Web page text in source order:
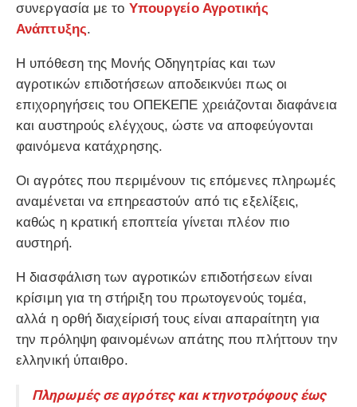
συνεργασία με το Υπουργείο Αγροτικής
Ανάπτυξης.
Η υπόθεση της Μονής Οδηγητρίας και των
αγροτικών επιδοτήσεων αποδεικνύει πως οι
επιχορηγήσεις του ΟΠΕΚΕΠΕ χρειάζονται διαφάνεια
και αυστηρούς ελέγχους, ώστε να αποφεύγονται
φαινόμενα κατάχρησης.
Οι αγρότες που περιμένουν τις επόμενες πληρωμές
αναμένεται να επηρεαστούν από τις εξελίξεις,
καθώς η κρατική εποπτεία γίνεται πλέον πιο
αυστηρή.
Η διασφάλιση των αγροτικών επιδοτήσεων είναι
κρίσιμη για τη στήριξη του πρωτογενούς τομέα,
αλλά η ορθή διαχείρισή τους είναι απαραίτητη για
την πρόληψη φαινομένων απάτης που πλήττουν την
ελληνική ύπαιθρο.
Πληρωμές σε αγρότες και κτηνοτρόφους έως